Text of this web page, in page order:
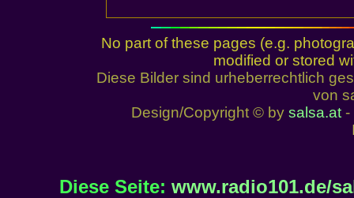
No part of these pages (e.g.
modified or stored
Diese Bilder sind urheberrechtlich
von
Design/Copyright © by salsa.at-
Diese Seite: www.radio101.de/